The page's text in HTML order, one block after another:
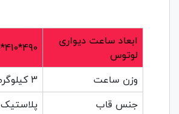
ابعاد ساعت دیواری
لوتوس
490*410*140 میلی متر
وزن ساعت
3 کیلوگرم
جنس قاب
پلاستیک